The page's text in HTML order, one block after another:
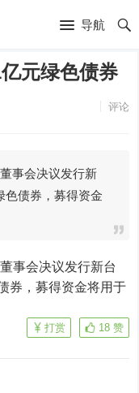
导航
元绿色债券
评论
事会决议发行新
色债券，募得资金
券，募得资金将用于
18 赞
打赏